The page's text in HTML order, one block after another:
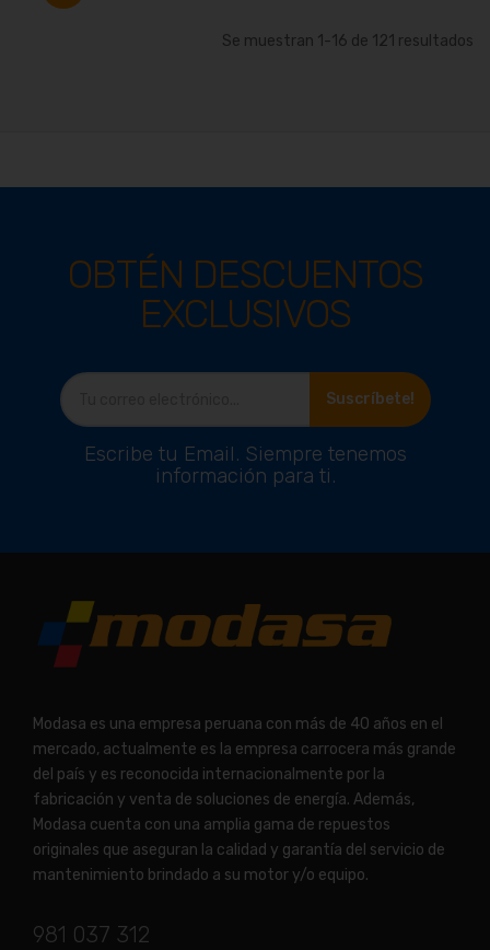
Se muestran 1 -16 de 121 resultados
OBTÉN DESCUENTOS
EXCLUSIVOS
Suscríbete!
Escribe tu Email. Siempre tenemos
información para ti.
Modasa es una empresa peruana con más de 40 años en el
mercado, actualmente es la empresa carrocera más grande
del país y es reconocida internacionalmente por la
fabricación y venta de soluciones de energía. Además,
Modasa cuenta con una amplia gama de repuestos
originales que aseguran la calidad y garantía del servicio de
mantenimiento brindado a su motor y/o equipo.
981 037 312